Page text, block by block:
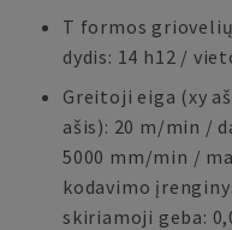
T formos
dydis: 14 h12 /
Greitoji eiga (xy
ašis): 20 m/min /
5000 mm/min /
kodavimo
skiriamoji geba: